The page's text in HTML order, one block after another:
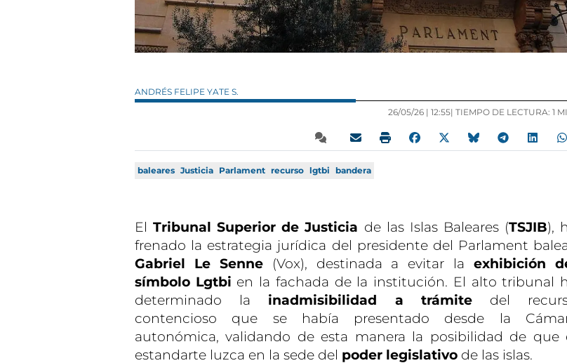
ANDRÉS FELIPE YATE S.
26/05/26 | 12:55| TIEMPO DE LECTURA: 1
baleares Justicia Parlament recurso lgtbi bandera
ElTribunal Superior de Justicia de las Islas Baleares (TSJIB),
frenado la estrategia jurídica del presidente del Parlament
Gabriel Le Senne(Vox), destinada a evitar laexhibición
símbolo Lgtbi en la fachada de la institución. El alto tribunal
determinado la inadmisibilidad a trámitedel
contencioso que se había presentado desde la
autonómica, validando de esta manera la posibilidad de que
estandarte luzca en la sede del poder legislativo de las islas.